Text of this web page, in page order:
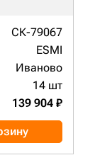
СК-79067
ESMI
Иваново
14 шт
139 904 ₽